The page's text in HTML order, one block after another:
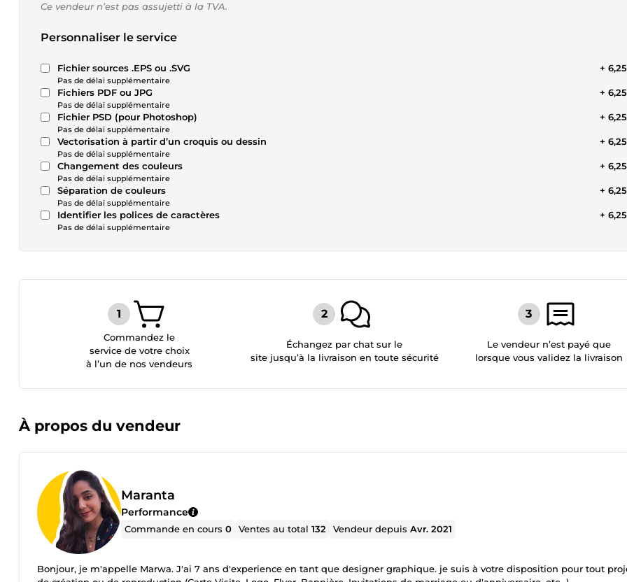
Ce vendeur n’est pas assujetti à la TVA.
Personnaliser le service
Fichier sources .EPS ou .SVG
Pas de délai supplémentaire
+
Fichiers PDF ou JPG
Pas de délai supplémentaire
+
Fichier PSD (pour Photoshop)
Pas de délai supplémentaire
+
Vectorisation à partir d’un croquis ou dessin
Pas de délai supplémentaire
+
Changement des couleurs
Pas de délai supplémentaire
+
Séparation de couleurs
Pas de délai supplémentaire
+
Identifier les polices de caractères
Pas de délai supplémentaire
+
Commandez le
service de votre choix
à l’un de nos vendeurs
Échangez par chat sur le
site jusqu’à la livraison en toute sécurité
Le vendeur n’est payé que
lorsque vous validez la livraison
À propos du vendeur
Maranta
Performance
Commande en cours0 Ventes au total132 Vendeur depuisAvr. 2021
Bonjour, je m'appelle Marwa. J'ai 7 ans d'experience en tant que designer graphique. je suis à votre disposition pour tout